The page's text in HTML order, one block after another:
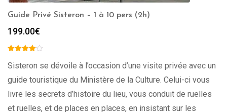
Guide Privé Sisteron – 1 à 10 pers (2h)
199.00€
Sisteron se dévoile à l’occasion d’une visite privée avec un
guide touristique du Ministère de la Culture. Celui-ci vous
livre les secrets d’histoire du lieu, vous conduit de ruelles
et ruelles, et de places en places, en insistant sur les